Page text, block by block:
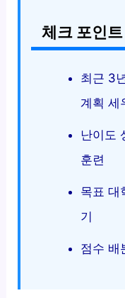
체크 포인트
최근 3
계획 세
난이도
훈련
목표 대
기
점수 배